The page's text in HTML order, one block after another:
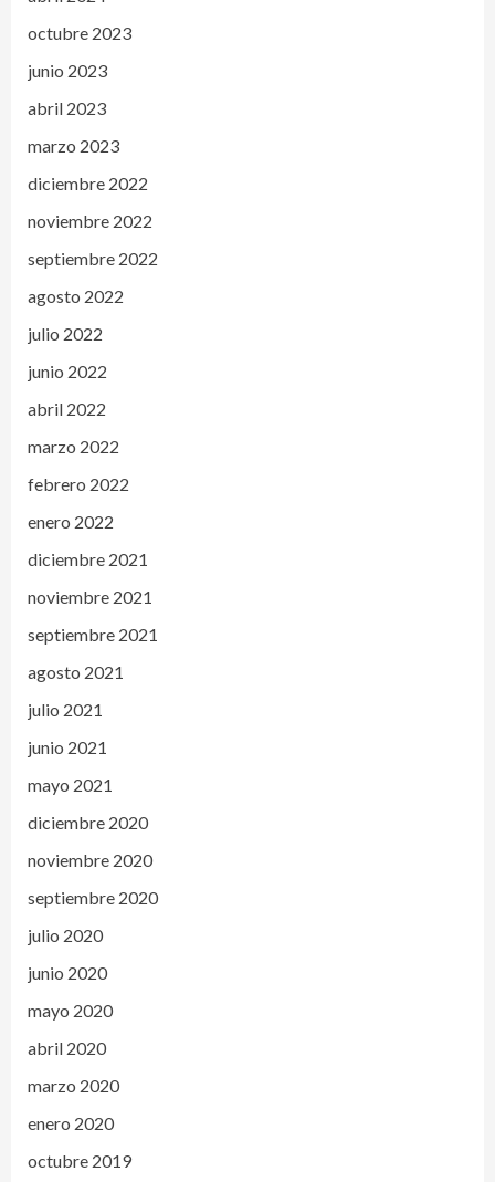
octubre 2023
junio 2023
abril 2023
marzo 2023
diciembre 2022
noviembre 2022
septiembre 2022
agosto 2022
julio 2022
junio 2022
abril 2022
marzo 2022
febrero 2022
enero 2022
diciembre 2021
noviembre 2021
septiembre 2021
agosto 2021
julio 2021
junio 2021
mayo 2021
diciembre 2020
noviembre 2020
septiembre 2020
julio 2020
junio 2020
mayo 2020
abril 2020
marzo 2020
enero 2020
octubre 2019